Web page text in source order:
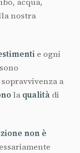
acqua,
nostra
e ogni
a
la qualitàdi
non è